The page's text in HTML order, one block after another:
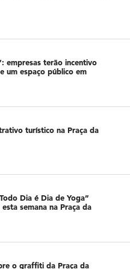
empresas terão incentivo
um espaço público em
turístico na Praça da
Dia é Dia de Yoga”
semana na Praça da
o graffiti da Praça da